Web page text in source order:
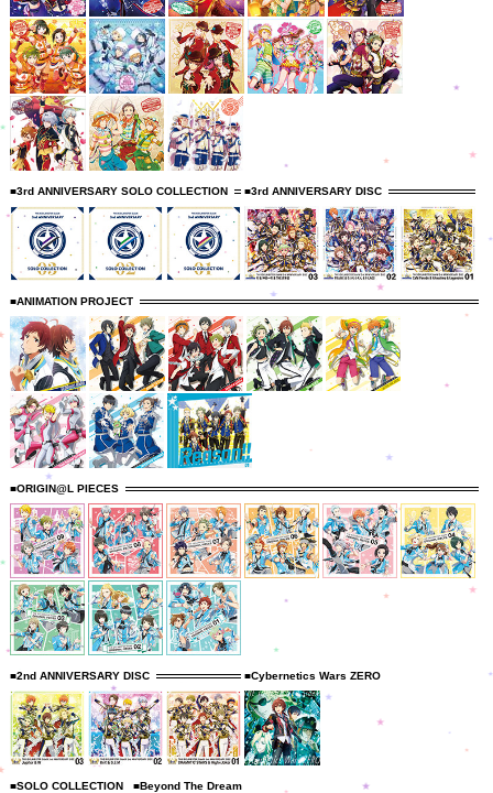
■3rd ANNIVERSARY SOLO COLLECTION ■3rd ANNIVERSARY DISC
■ANIMATION PROJECT
■ORIGIN@L PIECES
■2nd ANNIVERSARY DISC ■Cybernetics Wars ZERO
■SOLO COLLECTION ■Beyond The Dream